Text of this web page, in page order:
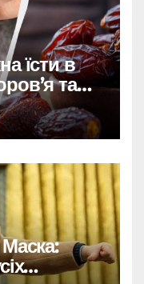
їсти в
та